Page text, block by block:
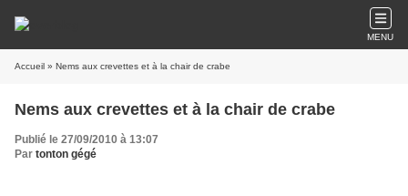
MENU
Accueil » Nems aux crevettes et à la chair de crabe
Nems aux crevettes et à la chair de crabe
Publié le 27/09/2010 à 13:07
Par tonton gégé